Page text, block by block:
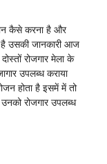
कैसे करना है और
उसकी जानकारी आज
रोजगार मेला के
उपलब्ध कराया
होता है इसमें में तो
रोजगार उपलब्ध